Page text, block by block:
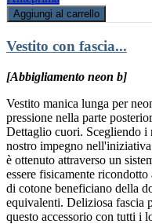
Aggiungi al carrello
Vestito con fascia...
[Abbigliamento neon b]
Vestito manica lunga per
pressione nella parte
Dettaglio cuori. Scegliendo
nostro impegno
è ottenuto attraverso un
essere fisicamente
di cotone beneficiano della
equivalenti. Deliziosa fascia
questo accessorio con tutti i